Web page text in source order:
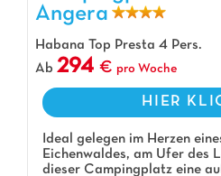
Angera
Habana Top Presta 4 Pers.
Ab 294 pro Woche
HIER
Ideal gelegen im Herzen
Eichenwaldes, am Ufer des
dieser Campingplatz eine